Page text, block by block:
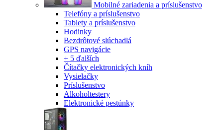
Mobilné zariadenia a príslušenstvo
Telefóny a príslušenstvo
Tablety a príslušenstvo
Hodinky
Bezdrôtové slúchadlá
GPS navigácie
+ 5 ďalších
Čítačky elektronických kníh
Vysielačky
Príslušenstvo
Alkoholtestery
Elektronické pestúnky